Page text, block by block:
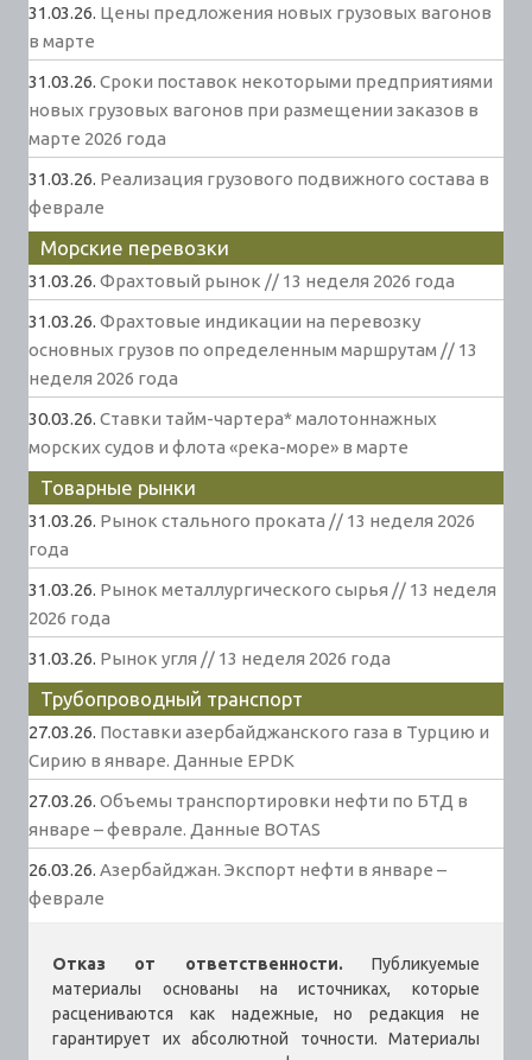
31.03.26. Цены предложения новых грузовых вагонов
в марте
31.03.26. Сроки поставок некоторыми предприятиями
новых грузовых вагонов при размещении заказов в
марте 2026 года
31.03.26. Реализация грузового подвижного состава в
феврале
Морские перевозки
31.03.26. Фрахтовый рынок // 13 неделя 2026 года
31.03.26. Фрахтовые индикации на перевозку
основных грузов по определенным маршрутам // 13
неделя 2026 года
30.03.26. Ставки тайм-чартера* малотоннажных
морских судов и флота «река-море» в марте
Товарные рынки
31.03.26. Рынок стального проката // 13 неделя 2026
года
31.03.26. Рынок металлургического сырья // 13 неделя
2026 года
31.03.26. Рынок угля // 13 неделя 2026 года
Трубопроводный транспорт
27.03.26. Поставки азербайджанского газа в Турцию и
Сирию в январе. Данные EPDK
27.03.26. Объемы транспортировки нефти по БТД в
январе – феврале. Данные BOTAS
26.03.26. Азербайджан. Экспорт нефти в январе –
феврале
Отказ от ответственности. Публикуемые
материалы основаны на источниках, которые
расцениваются как надежные, но редакция не
гарантирует их абсолютной точности. Материалы